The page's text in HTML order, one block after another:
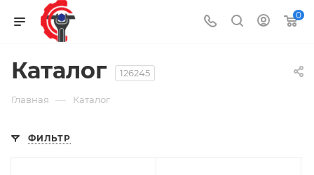
0
Каталог 126245
Главная — Каталог
ФИЛЬТР